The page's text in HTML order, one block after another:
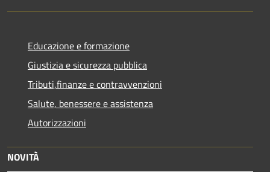
Educazione e formazione
Giustizia e sicurezza pubblica
Tributi,finanze e contravvenzioni
Salute, benessere e assistenza
Autorizzazioni
NOVITÀ